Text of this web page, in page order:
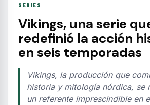
SERIES
Vikings, una serie
redefinió la acción
en seis temporadas
Vikings, la producción que
historia y mitología nórdica, se
un referente imprescindible en